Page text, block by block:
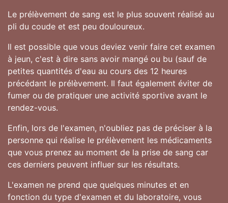
Le prélèvement de sang est le plus souvent réalisé au
pli du coude et est peu douloureux.
Il est possible que vous deviez venir faire cet examen
à jeun, c'est à dire sans avoir mangé ou bu (sauf de
petites quantités d'eau au cours des 12 heures
précédant le prélèvement. Il faut également éviter de
fumer ou de pratiquer une activité sportive avant le
rendez-vous.
Enfin, lors de l'examen, n'oubliez pas de préciser à la
personne qui réalise le prélèvement les médicaments
que vous prenez au moment de la prise de sang car
ces derniers peuvent influer sur les résultats.
L'examen ne prend que quelques minutes et en
fonction du type d'examen et du laboratoire, vous